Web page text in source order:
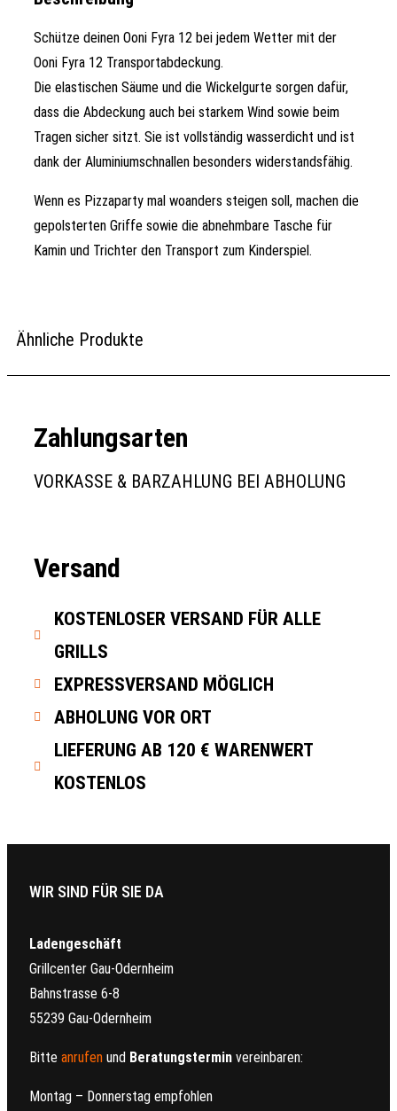
Schütze deinen Ooni Fyra 12 bei jedem Wetter mit der
Ooni Fyra 12 Transportabdeckung.
Die elastischen Säume und die Wickelgurte sorgen dafür,
dass die Abdeckung auch bei starkem Wind sowie beim
Tragen sicher sitzt. Sie ist vollständig wasserdicht und ist
dank der Aluminiumschnallen besonders widerstandsfähig.
Wenn es Pizzaparty mal woanders steigen soll, machen die
gepolsterten Griffe sowie die abnehmbare Tasche für
Kamin und Trichter den Transport zum Kinderspiel.
Ähnliche Produkte
Zahlungsarten
VORKASSE & BARZAHLUNG BEI ABHOLUNG
Versand
KOSTENLOSER VERSAND FÜR ALLE
GRILLS
EXPRESSVERSAND MÖGLICH
ABHOLUNG VOR ORT
LIEFERUNG AB 120 € WARENWERT
KOSTENLOS
WIR SIND FÜR SIE DA
Ladengeschäft
Grillcenter Gau-Odernheim
Bahnstrasse 6-8
55239 Gau-Odernheim
Bitte anrufen und Beratungstermin vereinbaren:
Montag – Donnerstag empfohlen